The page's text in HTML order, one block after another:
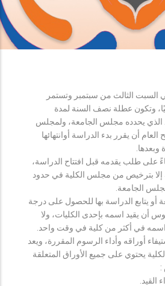
السبت الثالث من سبتمبر وتستمر
وتكون عطلة نصف السنة لمدة
الذي يحدده مجلس الجامعة، ولمجلس
أن يقرر بدء الدراسة أوانتهائها
وبعدها.
على طلب يقدمه قبل افتتاح الدراسة،
إلا بترخيص من مجلس الكلية في حدود
الجامعة.
أو يتابع الدراسة بها للحصول على درجة
أن يقيد اسمه بإحدى الكليات، ولا
اسمه في أكثر من كلية في وقت واحد.
أوراقه وأداء الرسوم المقررة، ويعد
يحتوي على جميع الأوراق المتعلقة
:
القيد.